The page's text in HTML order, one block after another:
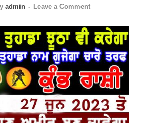
admin - Leave a Comment